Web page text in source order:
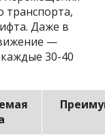
транспорта,
Даже в
—
30-40